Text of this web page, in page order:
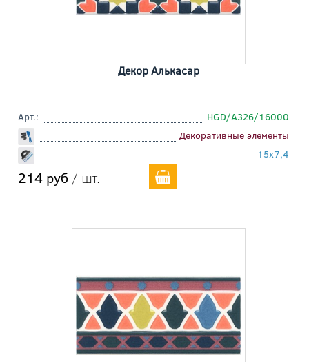
Декор Алькасар
Арт.:
HGD/A326/16000
Декоративные элементы
15x7,4
214 руб / шт.